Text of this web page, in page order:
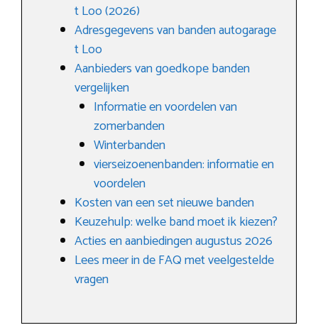
t Loo (2026)
Adresgegevens van banden autogarage
t Loo
Aanbieders van goedkope banden
vergelijken
Informatie en voordelen van
zomerbanden
Winterbanden
vierseizoenenbanden: informatie en
voordelen
Kosten van een set nieuwe banden
Keuzehulp: welke band moet ik kiezen?
Acties en aanbiedingen augustus 2026
Lees meer in de FAQ met veelgestelde
vragen